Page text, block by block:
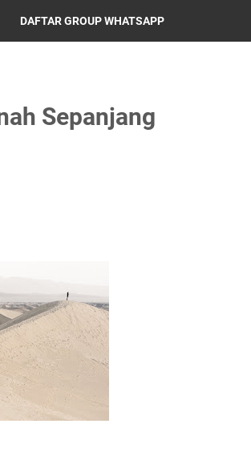
DAFTAR GROUP WHATSAPP
Sepanjang